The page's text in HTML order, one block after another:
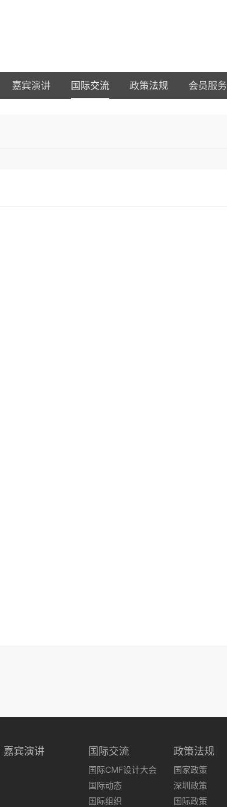
嘉宾演讲 国际交流 政策法规 会员服务
嘉宾演讲 国际交流
国际CMF设计大会
国际动态
国际组织
政策法规
国家政策
深圳政策
国际政策